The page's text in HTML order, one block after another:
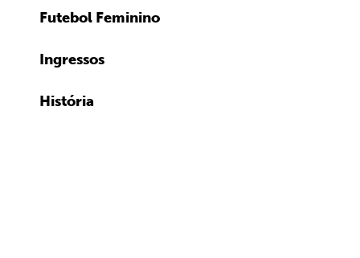
Futebol Feminino
Ingressos
História